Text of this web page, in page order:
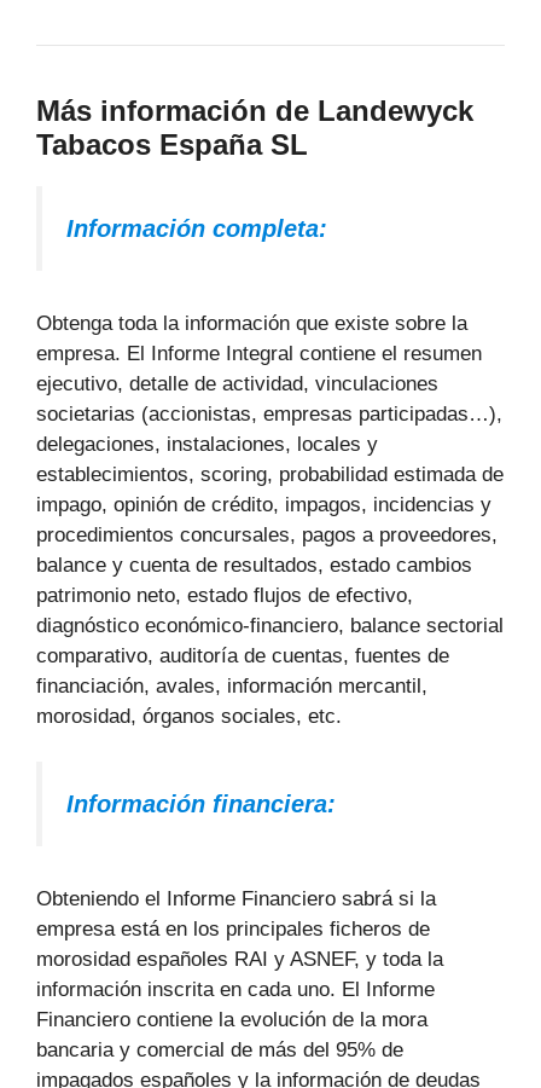
Más información de Landewyck
Tabacos España SL
Información completa:
Obtenga toda la información que existe sobre la
empresa. El Informe Integral contiene el resumen
ejecutivo, detalle de actividad, vinculaciones
societarias (accionistas, empresas participadas…),
delegaciones, instalaciones, locales y
establecimientos, scoring, probabilidad estimada de
impago, opinión de crédito, impagos, incidencias y
procedimientos concursales, pagos a proveedores,
balance y cuenta de resultados, estado cambios
patrimonio neto, estado flujos de efectivo,
diagnóstico económico-financiero, balance sectorial
comparativo, auditoría de cuentas, fuentes de
financiación, avales, información mercantil,
morosidad, órganos sociales, etc.
Información financiera:
Obteniendo el Informe Financiero sabrá si la
empresa está en los principales ficheros de
morosidad españoles RAI y ASNEF, y toda la
información inscrita en cada uno. El Informe
Financiero contiene la evolución de la mora
bancaria y comercial de más del 95% de
impagados españoles y la información de deudas